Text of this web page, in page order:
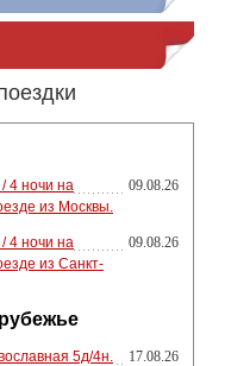
4 ночи на
из Москвы.
09.08.26
4 ночи на
из Санкт-
09.08.26
5д/4н. 17.08.26